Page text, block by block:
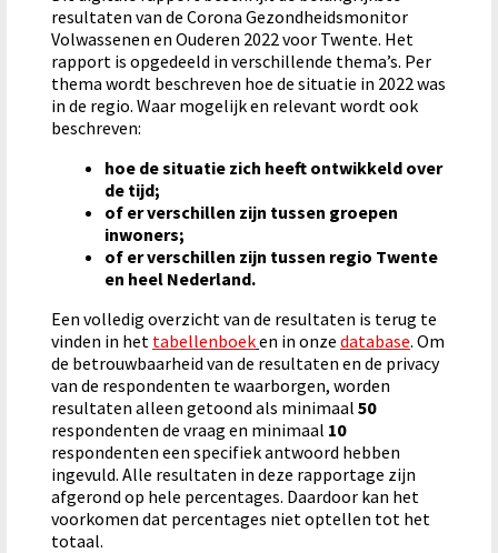
resultaten van de Corona Gezondheidsmonitor
Volwassenen en Ouderen 2022 voor Twente. Het
rapport is opgedeeld in verschillende thema’s. Per
thema wordt beschreven hoe de situatie in 2022 was
in de regio. Waar mogelijk en relevant wordt ook
beschreven:
hoe de situatie zich heeft ontwikkeld over
de tijd;
of er verschillen zijn tussen groepen
inwoners;
of er verschillen zijn tussen regio Twente
en heel Nederland.
Een volledig overzicht van de resultaten is terug te
vinden in het tabellenboeken in onze database. Om
de betrouwbaarheid van de resultaten en de privacy
van de respondenten te waarborgen, worden
resultaten alleen getoond als minimaal 50
respondenten de vraag en minimaal 10
respondenten een specifiek antwoord hebben
ingevuld. Alle resultaten in deze rapportage zijn
afgerond op hele percentages. Daardoor kan het
voorkomen dat percentages niet optellen tot het
totaal.